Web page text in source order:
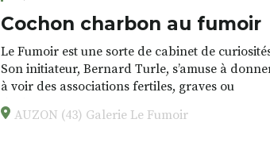
Cochon charbon au fumoir
Le Fumoir est une sorte de cabinet de
Son initiateur, Bernard Turle, s’amuse à
à voir des associations fertiles, graves ou
drôles, parfois fumeuses. Des oeuvres
éclectiques font. liens avec les histoires un peu
AUZON (43) Galerie Le Fumoir